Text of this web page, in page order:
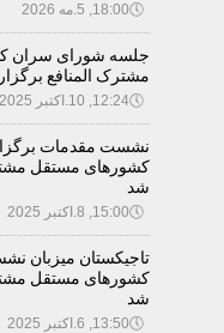
🕔18:00, 5.مه 2026
جلسه شورای سران
مشترک المنافع
🕔12:24, 10.اکتبر 2025
نشست مقدمات
کشورهای مستقل
شد
🕔15:00, 8.اکتبر 2025
تاجیکستان میزبان
کشورهای مستقل
شد
🕔13:50, 6.اکتبر 2025